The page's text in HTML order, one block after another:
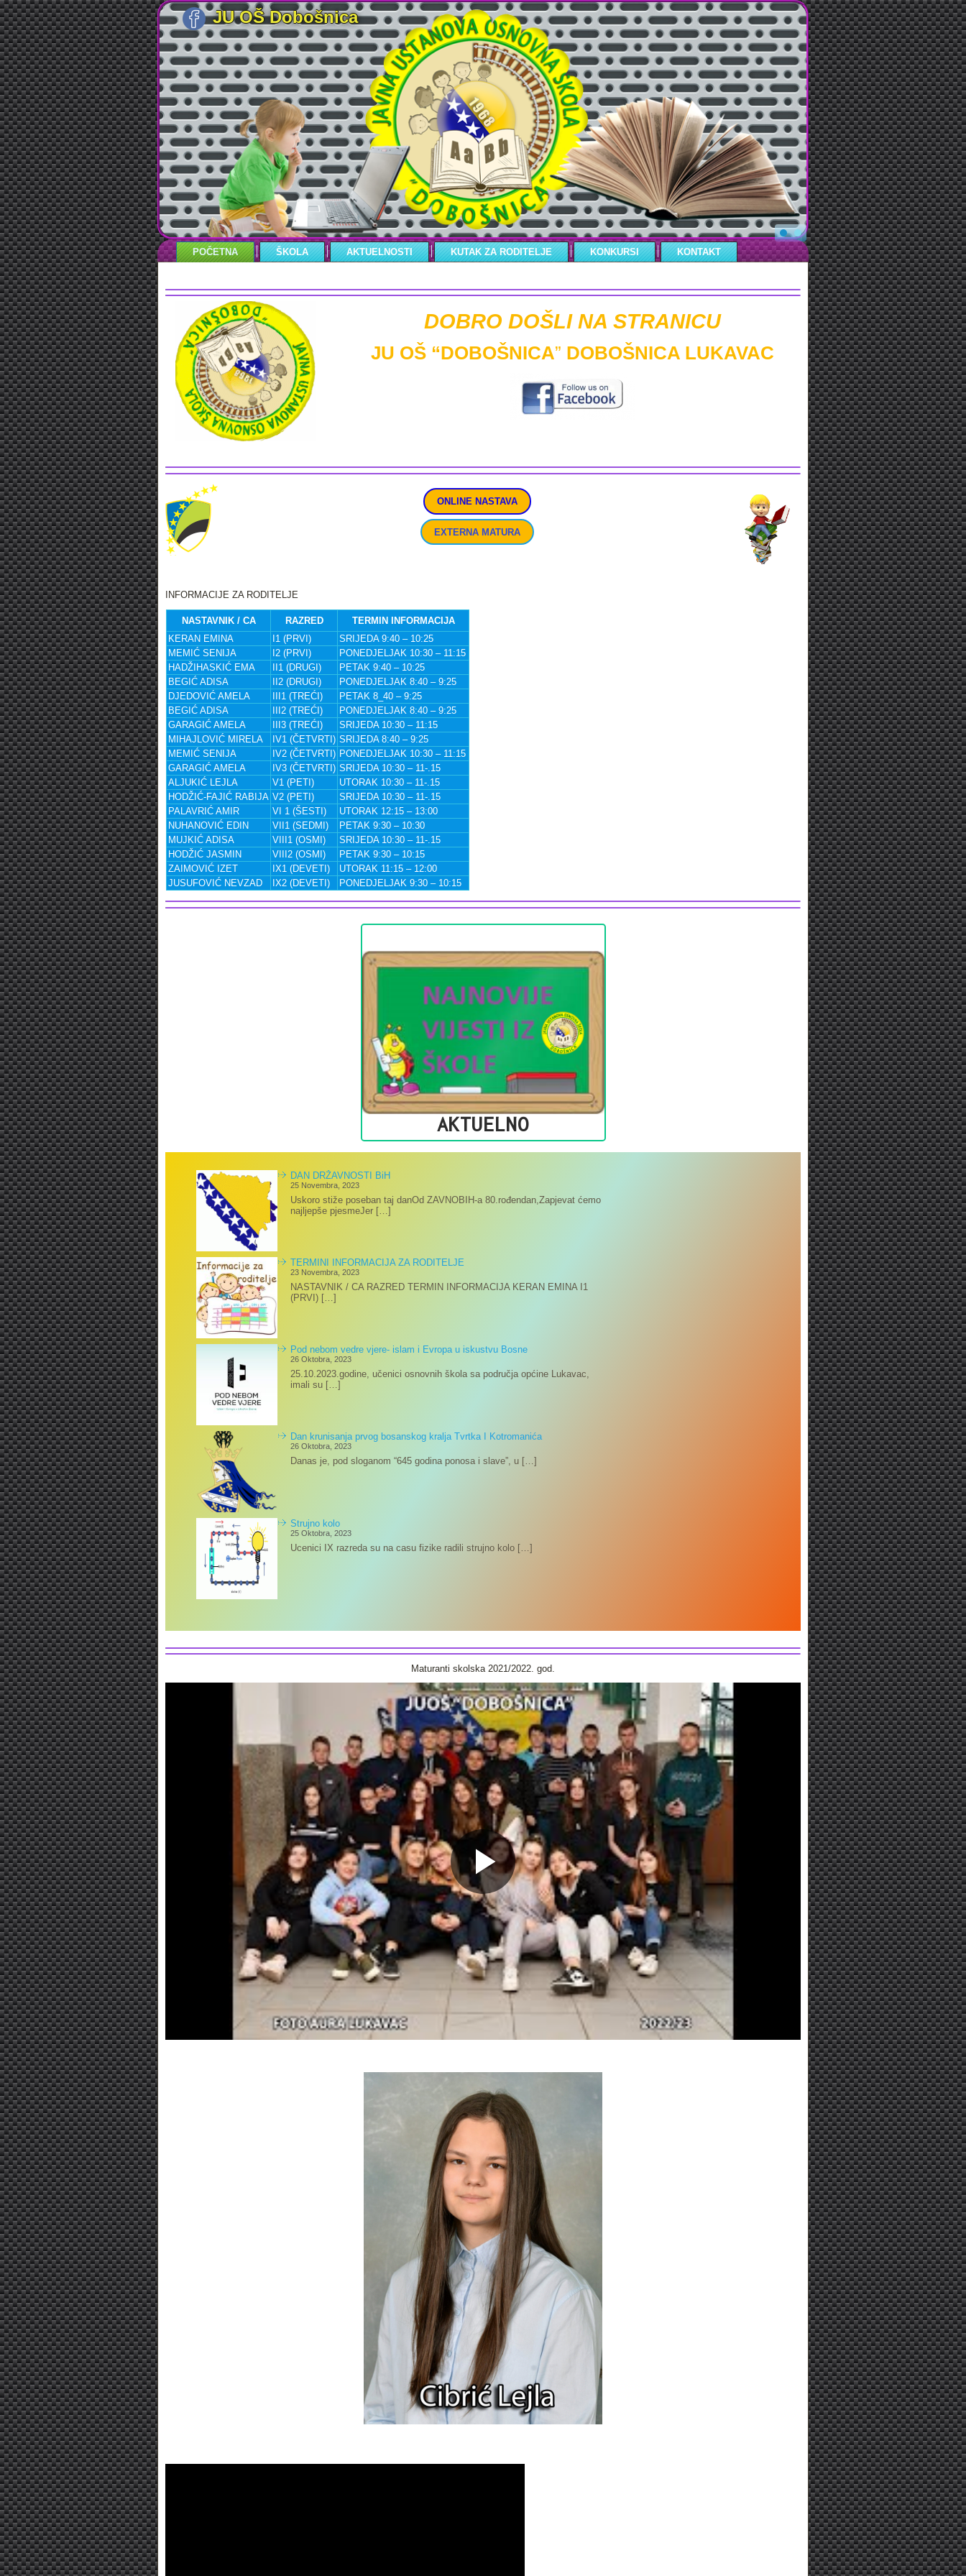
JU OŠ Dobošnica
POČETNA ŠKOLA AKTUELNOSTI KUTAK ZA RODITELJE KONKURSI KONTAKT
DOBRO DOŠLI NA STRANICU
JU OŠ “DOBOŠNICA” DOBOŠNICA LUKAVAC
ONLINE NASTAVA
EXTERNA MATURA
INFORMACIJE ZA RODITELJE
NASTAVNIK / CA RAZRED
TERMIN INFORMACIJA
KERAN EMINA
I1 (PRVI)
SRIJEDA 9:40 – 10:25
MEMIĆ SENIJA
I2 (PRVI)
PONEDJELJAK 10:30 – 11:15
HADŽIHASKIĆ EMA
II1 (DRUGI)
PETAK 9:40 – 10:25
BEGIĆ ADISA
II2 (DRUGI)
PONEDJELJAK 8:40 – 9:25
DJEDOVIĆ AMELA
III1 (TREĆI)
PETAK 8_40 – 9:25
BEGIĆ ADISA
III2 (TREĆI)
PONEDJELJAK 8:40 – 9:25
GARAGIĆ AMELA
III3 (TREĆI)
SRIJEDA 10:30 – 11:15
MIHAJLOVIĆ MIRELA
IV1 (ČETVRTI) SRIJEDA 8:40 – 9:25
MEMIĆ SENIJA
IV2 (ČETVRTI) PONEDJELJAK 10:30 – 11:15
GARAGIĆ AMELA
IV3 (ČETVRTI) SRIJEDA 10:30 – 11-.15
ALJUKIĆ LEJLA
V1 (PETI)
UTORAK 10:30 – 11-.15
HODŽIĆ-FAJIĆ RABIJA V2 (PETI)
SRIJEDA 10:30 – 11-.15
PALAVRIĆ AMIR
VI 1 (ŠESTI)
UTORAK 12:15 – 13:00
NUHANOVIĆ EDIN
VII1 (SEDMI)
PETAK 9:30 – 10:30
MUJKIĆ ADISA
VIII1 (OSMI)
SRIJEDA 10:30 – 11-.15
HODŽIĆ JASMIN
VIII2 (OSMI)
PETAK 9:30 – 10:15
ZAIMOVIĆ IZET
IX1 (DEVETI)
UTORAK 11:15 – 12:00
JUSUFOVIĆ NEVZAD
IX2 (DEVETI) PONEDJELJAK 9:30 – 10:15
AKTUELNO
DAN DRŽAVNOSTI BiH
25 Novembra, 2023
Uskoro stiže poseban taj danOd ZAVNOBIH-a 80.rođendan,Zapjevat ćemo
najljepše pjesmeJer […]
TERMINI INFORMACIJA ZA RODITELJE
23 Novembra, 2023
NASTAVNIK / CA RAZRED TERMIN INFORMACIJA KERAN EMINA I1
(PRVI) […]
Pod nebom vedre vjere- islam i Evropa u iskustvu Bosne
26 Oktobra, 2023
25.10.2023.godine, učenici osnovnih škola sa područja općine Lukavac,
imali su […]
Dan krunisanja prvog bosanskog kralja Tvrtka I Kotromanića
26 Oktobra, 2023
Danas je, pod sloganom “645 godina ponosa i slave”, u […]
Strujno kolo
25 Oktobra, 2023
Ucenici IX razreda su na casu fizike radili strujno kolo […]
Maturanti skolska 2021/2022. god.